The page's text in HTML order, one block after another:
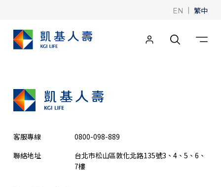
EN | 繁中
客服專線
0800-098-889
聯絡地址
台北市松山區敦化北路135號3、4、5、6、
7樓